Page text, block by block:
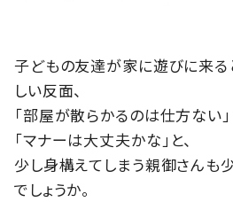
子どもの友達が家に遊びに来る
しい反面、
「部屋が散らかるのは仕方ない」
「マナーは大丈夫かな」と、
少し身構えてしまう親御さんも
でしょうか。